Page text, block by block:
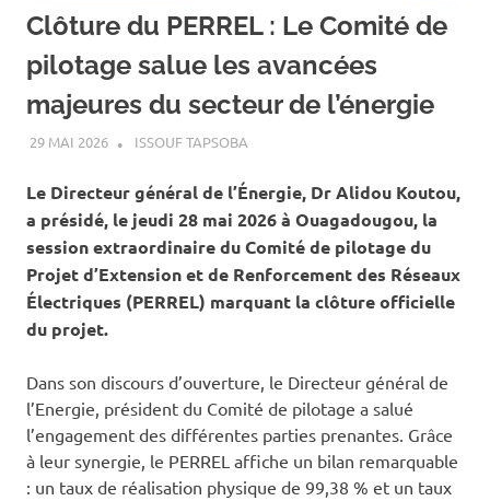
Clôture du PERREL : ‎Le Comité de
pilotage salue les avancées
majeures du secteur de l’énergie
29 MAI 2026 ISSOUF TAPSOBA
Le Directeur général de l’Énergie, Dr Alidou Koutou,
a présidé, le jeudi 28 mai 2026 à Ouagadougou, la
session extraordinaire du Comité de pilotage du
Projet d’Extension et de Renforcement des Réseaux
Électriques (PERREL) marquant la clôture officielle
du projet.
‎Dans son discours d’ouverture, le Directeur général de
l’Energie, président du Comité de pilotage a salué
l’engagement des différentes parties prenantes. Grâce
à leur synergie, le PERREL affiche un bilan remarquable
: un taux de réalisation physique de 99,38 % et un taux